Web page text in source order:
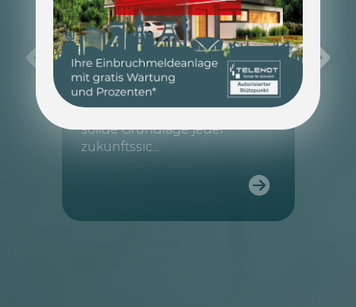
Strukturierte Verkabelung
Für uns als Netzwerkexperten
ist eine strukturierte
Verkabelung
selbstverständlich. Sie ist die
solide Grundlage jeder
zukunftssic...